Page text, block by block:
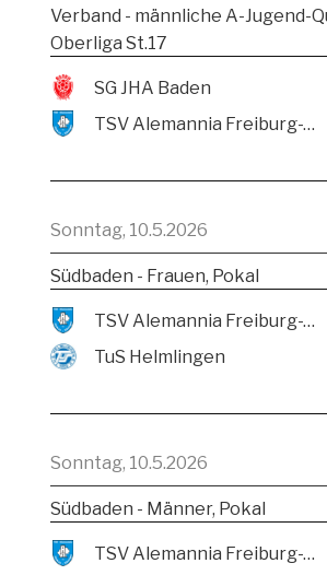
Verband - männliche A-Jugend-
Oberliga St.17
SG JHA Baden
TSV Alemannia Freiburg-Zähringen
Sonntag, 10.5.2026
Südbaden - Frauen, Pokal
TSV Alemannia Freiburg-Zähringen
TuS Helmlingen
Sonntag, 10.5.2026
Südbaden - Männer, Pokal
TSV Alemannia Freiburg-Zähringen